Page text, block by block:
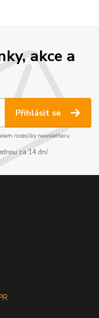
akce a
Přihlásit se
rozesílky newsletteru.
za 14 dní.